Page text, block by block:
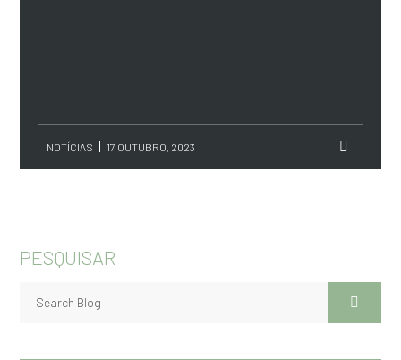
NOTÍCIAS 17 OUTUBRO, 2023
PESQUISAR